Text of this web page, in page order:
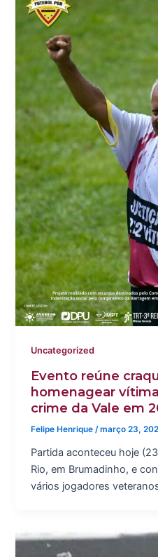
Uncategorized
Evento reúne
homenagear
crime da Vale em
Felipe Henrique/março 23,
Partida aconteceu hoje
Rio, em Brumadinho, e
vários jogadores